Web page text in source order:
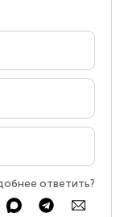
ответить?